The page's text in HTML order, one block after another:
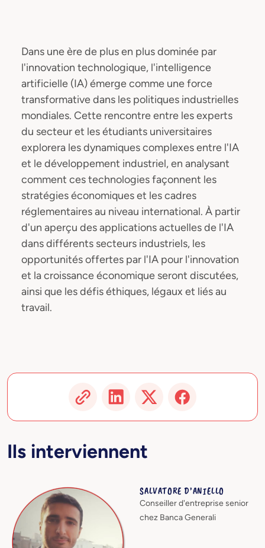
Dans une ère de plus en plus dominée par
l'innovation technologique, l'intelligence
artificielle (IA) émerge comme une force
transformative dans les politiques industrielles
mondiales. Cette rencontre entre les experts
du secteur et les étudiants universitaires
explorera les dynamiques complexes entre l'IA
et le développement industriel, en analysant
comment ces technologies façonnent les
stratégies économiques et les cadres
réglementaires au niveau international. À partir
d'un aperçu des applications actuelles de l'IA
dans différents secteurs industriels, les
opportunités offertes par l'IA pour l'innovation
et la croissance économique seront discutées,
ainsi que les défis éthiques, légaux et liés au
travail.
Ils interviennent
SALVATORE D’ANIELLO
Conseiller d'entreprise senior
chez Banca Generali